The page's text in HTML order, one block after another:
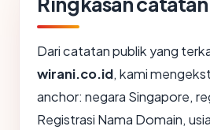
Dari catatan publik yang
wirani.co.id, kami
anchor: negara Singapore,
Registrasi Nama Domain,